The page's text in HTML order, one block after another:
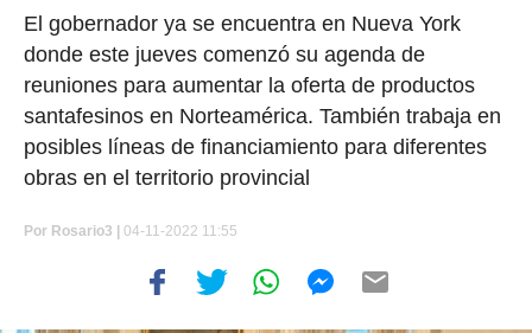
El gobernador ya se encuentra en Nueva York
donde este jueves comenzó su agenda de
reuniones para aumentar la oferta de productos
santafesinos en Norteamérica. También trabaja en
posibles líneas de financiamiento para diferentes
obras en el territorio provincial
Por Rosario3 | 04-11-2022 11:55